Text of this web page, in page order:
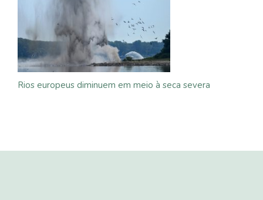
Rios europeus diminuem em meio à seca severa